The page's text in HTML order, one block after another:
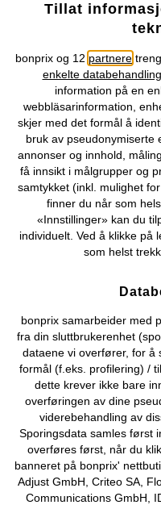
Vår service
Vårt tilbud
Selskapet
Topkategorier / Sesongvarer
Du kan
©
Tillat
bonprix og 12 partnere
enkelte
information på en
webbläsarinformation,
skjer med det formål å
bruk av pseudonymiserte
annonser og innhold,
få innsikt i målgrupper og
samtykket (inkl. mulighet
finner du når som
«Innstillinger» kan du
individuelt. Ved å klikke på
som helst
bonprix samarbeider med
fra din sluttbrukerenhet
dataene vi overfører, for å
formål (f.eks. profilering) /
dette krever ikke bare
overføringen av dine
viderebehandling av
Sporingsdata samles først
overføres først, når du
banneret på bonprix'
Adjust GmbH, Criteo SA,
Communications GmbH,